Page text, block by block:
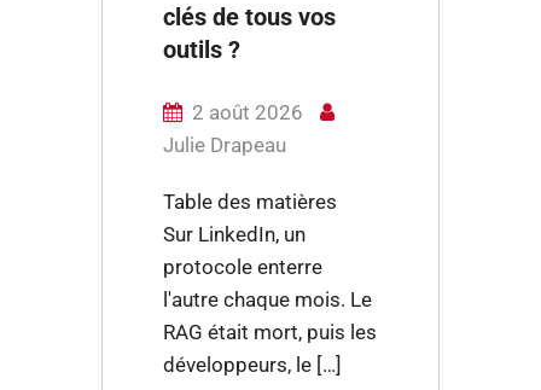
clés de tous vos
outils ?
2 août 2026
Julie Drapeau
Table des matières
Sur LinkedIn, un
protocole enterre
l'autre chaque mois. Le
RAG était mort, puis les
développeurs, le […]